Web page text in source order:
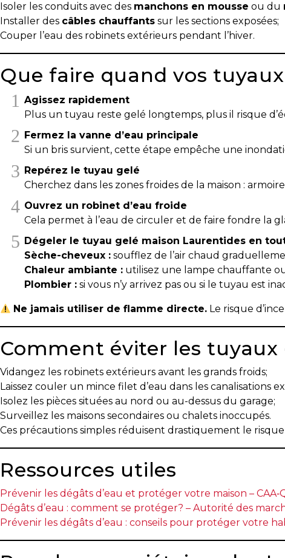
:
y
avez-
vous
pensé?
Locataire
Pourquoi
faire
affaire
un
courtier
immobilier
Prenez
le
temps
d’analyser
Évaluation
ligne
Avec
un
courtier
immobilier,
bien
Le
courtier
Isoler les conduits avec des manchons en mousse ou du
Installer des câbles chauffants sur les sections exposées;
Couper l’eau des robinets extérieurs pendant l’hiver.
Que faire quand vos
Agissez rapidement
Plus un tuyau reste gelé longtemps, plus il risque
Fermez la vanne d’eau principale
Si un bris survient, cette étape empêche une
Repérez le tuyau gelé
Cherchez dans les zones froides de la maison :
Ouvrez un robinet d’eau froide
Cela permet à l’eau de circuler et de faire fondre la
Dégeler le tuyau gelé maison Laurentides en
Sèche-cheveux : soufflez de l’air chaud
Chaleur ambiante : utilisez une lampe chauffante
Plombier : si vous n’y arrivez pas ou si le tuyau est
Ne jamais utiliser de flamme directe. Le risque
Comment éviter les tuyaux
Vidangez les robinets extérieurs avant les grands froids;
Laissez couler un mince filet d’eau dans les canalisations
Isolez les pièces situées au nord ou au-dessus du garage;
Surveillez les maisons secondaires ou chalets inoccupés.
Ces précautions simples réduisent drastiquement le
Ressources utiles
Prévenir les dégâts d’eau et protéger votre maison –
Dégâts d’eau : comment se protéger? – Autorité des
Prévenir les dégâts d’eau : conseils pour protéger votre